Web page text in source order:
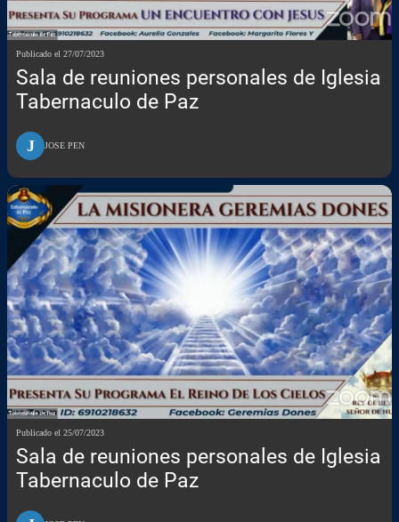
Publicado el 27/07/2023
Sala de reuniones personales de Iglesia
Tabernaculo de Paz
J JOSE PEN
Publicado el 25/07/2023
Sala de reuniones personales de Iglesia
Tabernaculo de Paz